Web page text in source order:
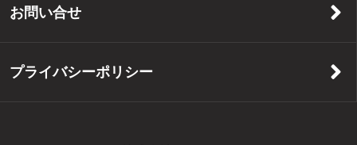
お問い合せ
プライバシーポリシー